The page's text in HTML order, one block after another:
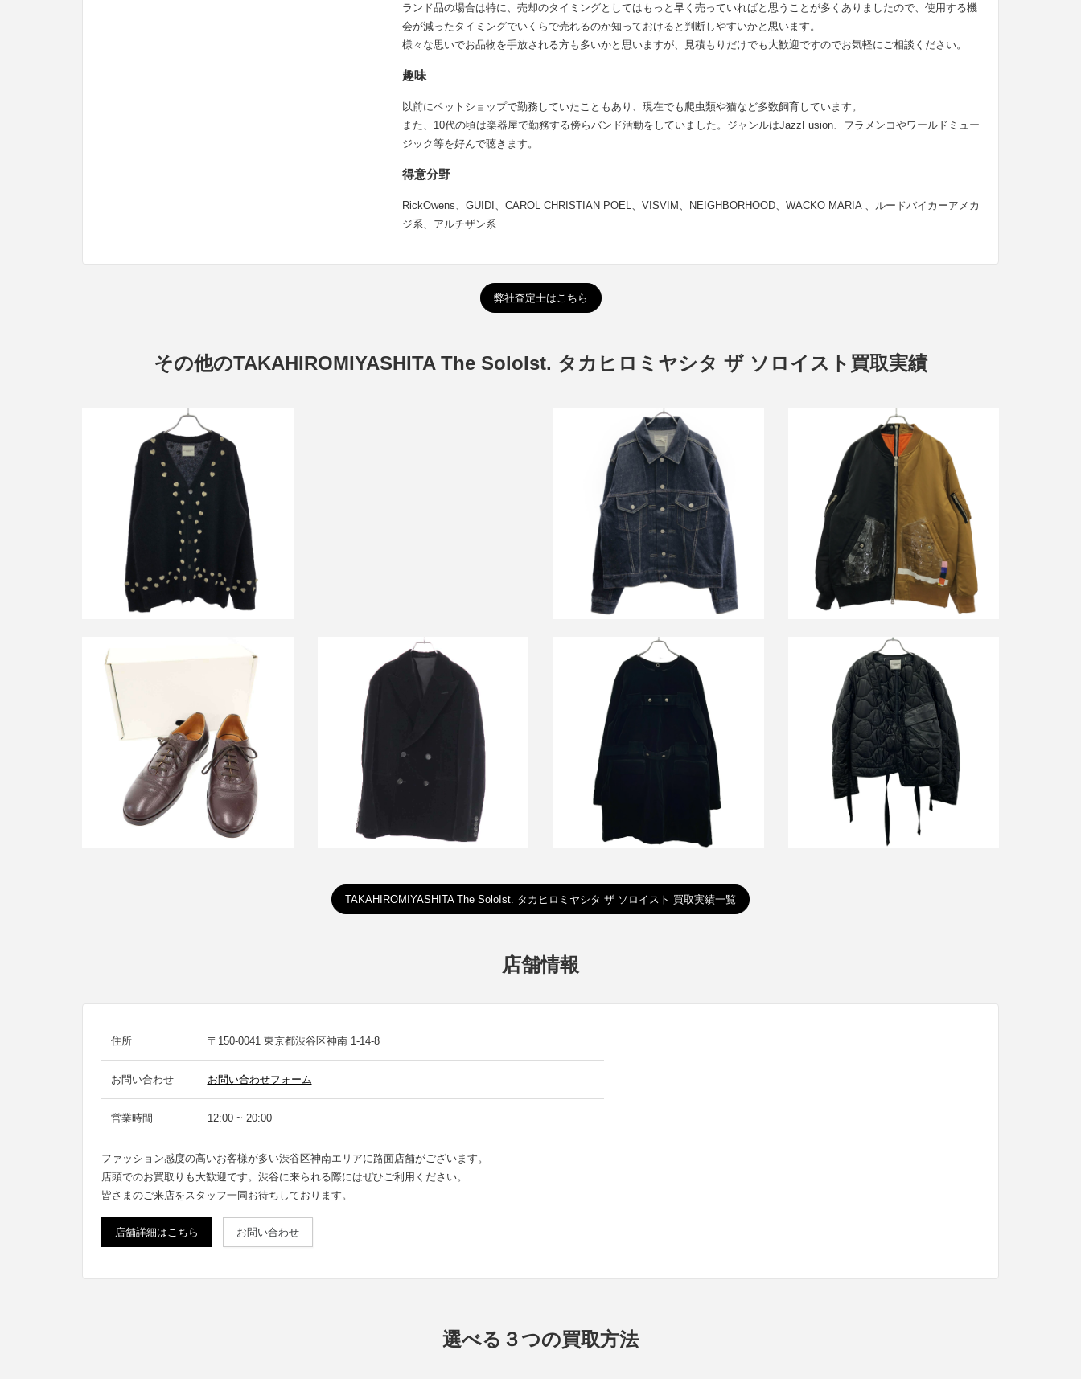
ランド品の場合は特に、売却のタイミングとしてはもっと早く売っていればと思うことが多くありましたので、使用する機
会が減ったタイミングでいくらで売れるのか知っておけると判断しやすいかと思います。
様々な思いでお品物を手放される方も多いかと思いますが、見積もりだけでも大歓迎ですのでお気軽にご相談ください。
趣味
以前にペットショップで勤務していたこともあり、現在でも爬虫類や猫など多数飼育しています。
また、10代の頃は楽器屋で勤務する傍らバンド活動をしていました。ジャンルはJazzFusion、フラメンコやワールドミュー
ジック等を好んで聴きます。
得意分野
RickOwens、GUIDI、CAROL CHRISTIAN POEL、VISVIM、NEIGHBORHOOD、WACKO MARIA 、ルードバイカーアメカ
ジ系、アルチザン系
弊社査定士はこちら
その他のTAKAHIROMIYASHITA The SoloIst. タカヒロミヤシタ ザ ソロイスト買取実績
タカヒロミヤシタザソロイスト 25AW
heart attached mohair cardigan. ハート
アタッチドモヘアカーディガン
sk.0014AW25
買取金額12,000円
詳しく見る
タカヒロミヤシタザソロイスト 25SS
tracker jacket デニムトラッカージャケ
ット
タカヒロミヤシタザソロイスト 22SS
oversized two-tone flight jacket オーバ
ーサイズツートーンフライトジャケッ
ト sj.0009SS22
買取金額20,400円
詳しく見る
フットストックオリジナルズ×タカヒロ
ミヤシタザソロイスト ASTAIRE レザ
ーシューズ FS153411
買取金額9,600円
詳しく見る
タカヒロミヤシタザソロイスト 25AW
ピークドラペルダブルブレステッドサ
詳しく見る
タカヒロミヤシタザソロイスト 20AW
ノーカラーベルテッドベロアコート
タカヒロミヤシタザソロイスト 17AW
Quilted Liner Jacket プリマロフトキル
ティングライナージャケット
sj.0026AW17
買取金額13,000円
詳しく見る
TAKAHIROMIYASHITA The SoloIst. タカヒロミヤシタ ザ ソロイスト 買取実績一覧
店舗情報
住所 〒150-0041 東京都渋谷区神南 1-14-8
お問い合わせ お問い合わせフォーム
営業時間 12:00 ~ 20:00
ファッション感度の高いお客様が多い渋谷区神南エリアに路面店舗がございます。
店頭でのお買取りも大歓迎です。渋谷に来られる際にはぜひご利用ください。
皆さまのご来店をスタッフ一同お待ちしております。
店舗詳細はこちら お問い合わせ
選べる３つの買取方法